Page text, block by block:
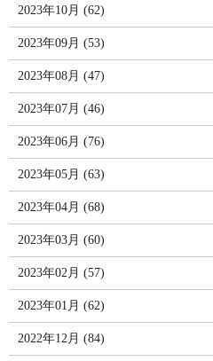
2023年10月 (62)
2023年09月 (53)
2023年08月 (47)
2023年07月 (46)
2023年06月 (76)
2023年05月 (63)
2023年04月 (68)
2023年03月 (60)
2023年02月 (57)
2023年01月 (62)
2022年12月 (84)